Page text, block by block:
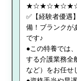
✅【経験者優遇
備！ブランクが
です♪
●この特養では
する介護業務全
など）をお任せ